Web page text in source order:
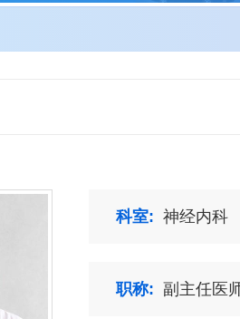
科室: 神经内科
职称: 副主任